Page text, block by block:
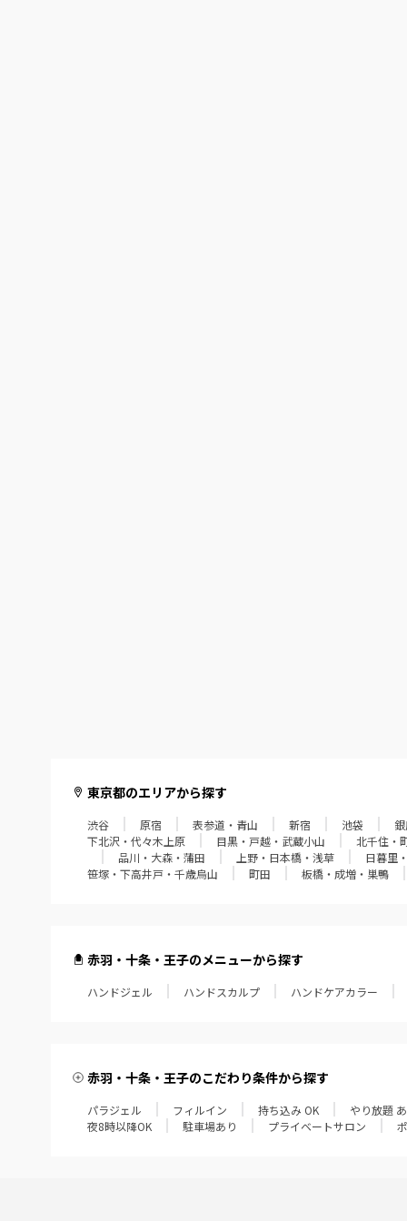
東京都のエリアから探す
渋谷 原宿 表参道・青山 新宿 池袋
下北沢・代々木上原
目黒・戸越・武蔵小山 北千住・
品川・大森・蒲田
上野・日本橋・浅草 日暮里
笹塚・下高井戸・千歳烏山
町田 板橋・成増・巣鴨
赤羽・十条・王子のメニューから探す
ハンドジェル ハンドスカルプ ハンドケアカラー
赤羽・十条・王子のこだわり条件から探す
パラジェル フィルイン 持ち込み OK やり放題
夜8時以降OK
駐車場あり プライベートサロン